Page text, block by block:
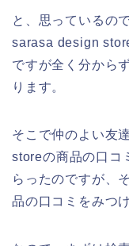
と、思っているの
sarasa design
ですが全く分から
ります。
そこで仲のよい友
storeの商品の口コ
らったのですが、
品の口コミをみつ